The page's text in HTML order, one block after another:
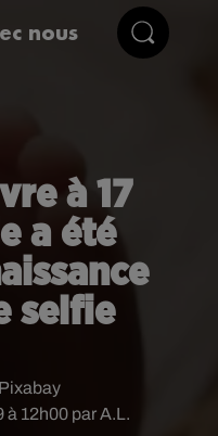
nous
à 17
a été
selfie
à 12h00 par A.L.
Pixabay